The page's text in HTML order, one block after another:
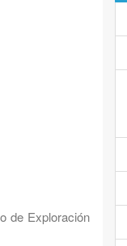
de Exploración